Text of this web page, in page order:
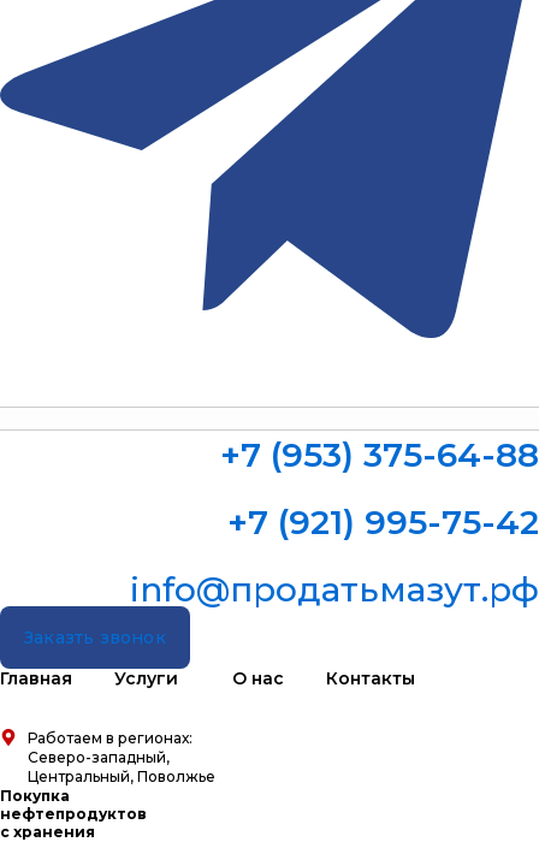
+7 (953) 375-64-88
+7 (921) 995-75-42
info@продатьмазут.рф
Заказть звонок
Главная
Услуги О нас Контакты
Работаем в регионах:
Северо-западный,
Центральный, Поволжье
Покупка
нефтепродуктов
с хранения